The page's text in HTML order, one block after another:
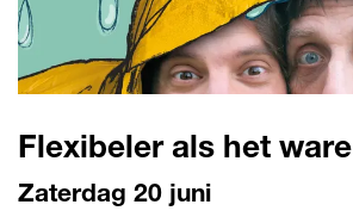
Flexibeler als het ware
Zaterdag 20 juni